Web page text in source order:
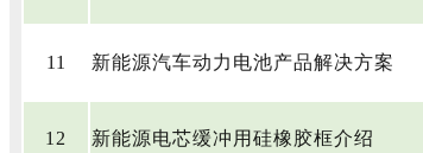
11 新能源汽车动力电池产品解决方案
12 新能源电芯缓冲用硅橡胶框介绍